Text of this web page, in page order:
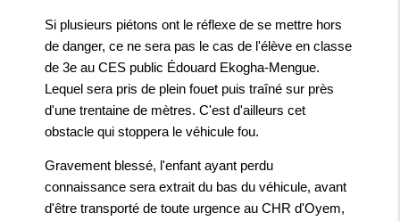
Si plusieurs piétons ont le réflexe de se mettre hors
de danger, ce ne sera pas le cas de l'élève en classe
de 3e au CES public Édouard Ekogha-Mengue.
Lequel sera pris de plein fouet puis traîné sur près
d'une trentaine de mètres. C'est d'ailleurs cet
obstacle qui stoppera le véhicule fou.
Gravement blessé, l'enfant ayant perdu
connaissance sera extrait du bas du véhicule, avant
d'être transporté de toute urgence au CHR d'Oyem,